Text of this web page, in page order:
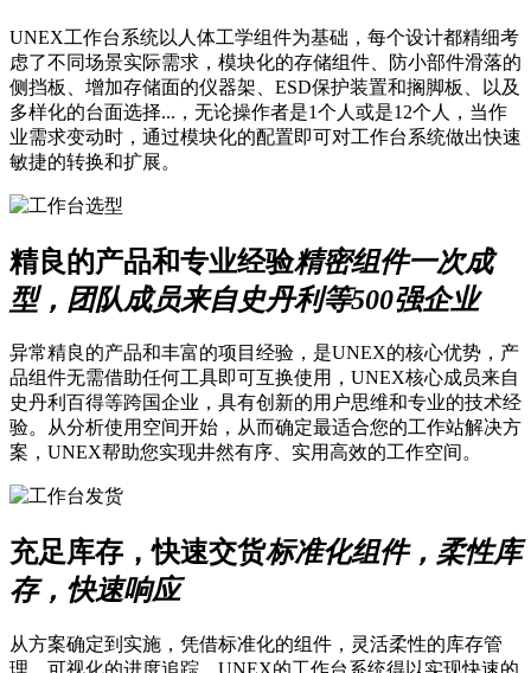
UNEX工作台系统以人体工学组件为基础，每个设计都精细考
虑了不同场景实际需求，模块化的存储组件、防小部件滑落的
侧挡板、增加存储面的仪器架、ESD保护装置和搁脚板、以及
多样化的台面选择...，无论操作者是1个人或是12个人，当作
业需求变动时，通过模块化的配置即可对工作台系统做出快速
敏捷的转换和扩展。
精良的产品和专业经验精密组件一次成
型，团队成员来自史丹利等500强企业
异常精良的产品和丰富的项目经验，是UNEX的核心优势，产
品组件无需借助任何工具即可互换使用，UNEX核心成员来自
史丹利百得等跨国企业，具有创新的用户思维和专业的技术经
验。从分析使用空间开始，从而确定最适合您的工作站解决方
案，UNEX帮助您实现井然有序、实用高效的工作空间。
充足库存，快速交货标准化组件，柔性库
存，快速响应
从方案确定到实施，凭借标准化的组件，灵活柔性的库存管